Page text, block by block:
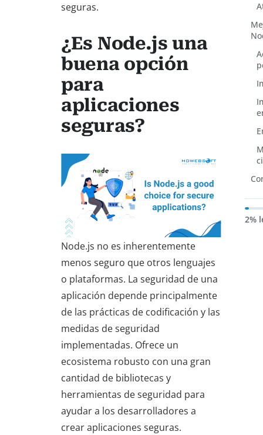
seguras.
¿Es Node.js una
buena opción
para
aplicaciones
seguras?
Node.js no es inherentemente
menos seguro que otros lenguajes
o plataformas. La seguridad de una
aplicación depende principalmente
de las prácticas de codificación y las
medidas de seguridad
implementadas. Ofrece un
ecosistema robusto con una gran
cantidad de bibliotecas y
herramientas de seguridad para
ayudar a los desarrolladores a
crear aplicaciones seguras.
2%